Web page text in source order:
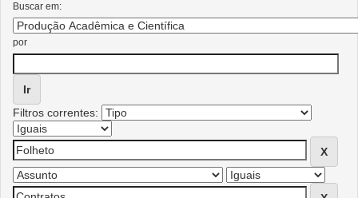
Buscar em:
por
Filtros correntes: